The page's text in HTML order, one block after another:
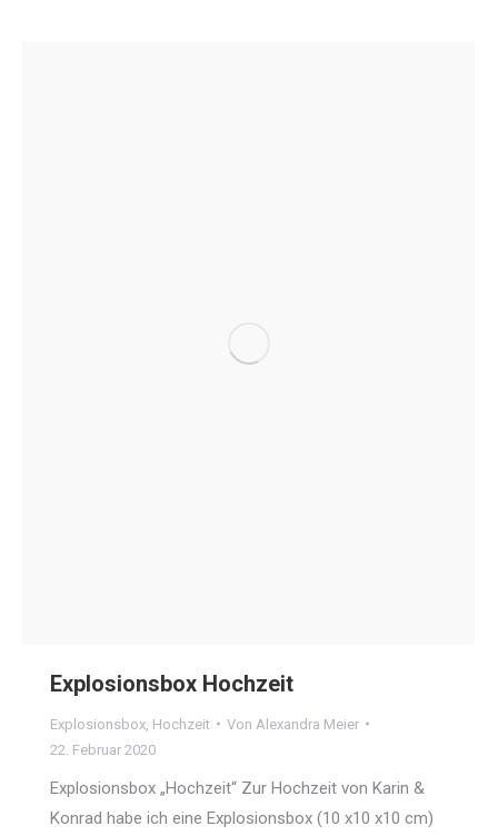
Explosionsbox Hochzeit
Explosionsbox Hochzeit Von Alexandra Meier
22. Februar 2020
Explosionsbox „Hochzeit“ Zur Hochzeit von Karin &
Konrad habe ich eine Explosionsbox (10 x10 x10 cm)